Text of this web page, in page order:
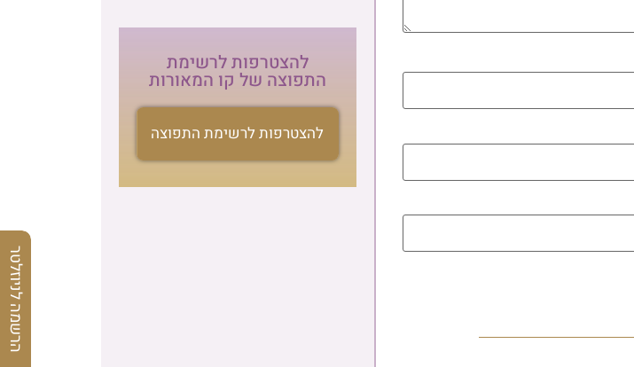
להצטרפות לרשימת
התפוצה של קו המאורות
להצטרפות לרשימת התפוצה
הרשמה לניוזלטר